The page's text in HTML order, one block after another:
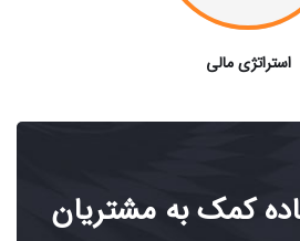
استراتژی مالی
کمک به مشتریان